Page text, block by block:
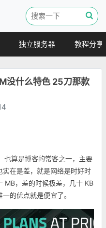
独立服务器 教程分享
建站教程
什么特色 25刀那款
也算是博客的常客之一，主要
在是差，就是网络是时好时
MB，差的时候极差，几十 KB
的优点就是便宜了。